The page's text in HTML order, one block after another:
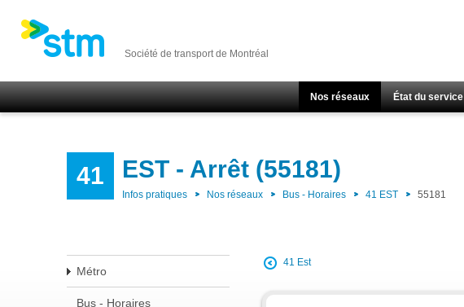
Société de transport de Montréal
Nos réseaux État du service
41 EST - Arrêt (55181)
Infos pratiques Nos réseaux Bus - Horaires 41 EST 55181
Métro
Bus - Horaires
41 Est